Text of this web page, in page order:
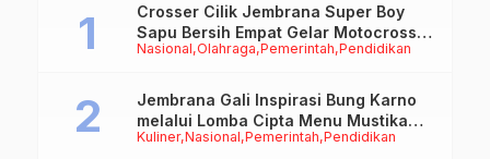
Nasional Olahraga Pemerintah Pendidikan
Crosser Cilik Jembrana Super Boy
Sapu Bersih Empat Gelar Motocross
50cc
Kuliner Nasional Pemerintah Pendidikan
Jembrana Gali Inspirasi Bung Karno
melalui Lomba Cipta Menu Mustika
Rasa